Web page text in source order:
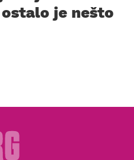
je nešto